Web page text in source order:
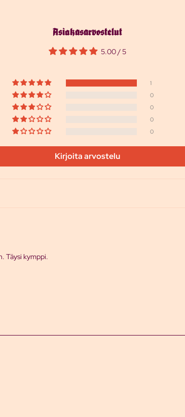
Asiakasarvostelut
5.00 / 5
1
0
0
0
0
Kirjoita arvostelu
Täysi kymppi.